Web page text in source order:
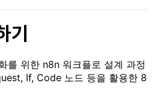
기
를 위한 n8n 워크플로 설계 과정
If, Code 노드 등을 활용한 8